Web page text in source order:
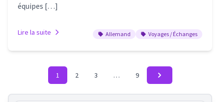
équipes […]
Lire la suite Allemand Voyages / Échanges
1 2 3 … 9